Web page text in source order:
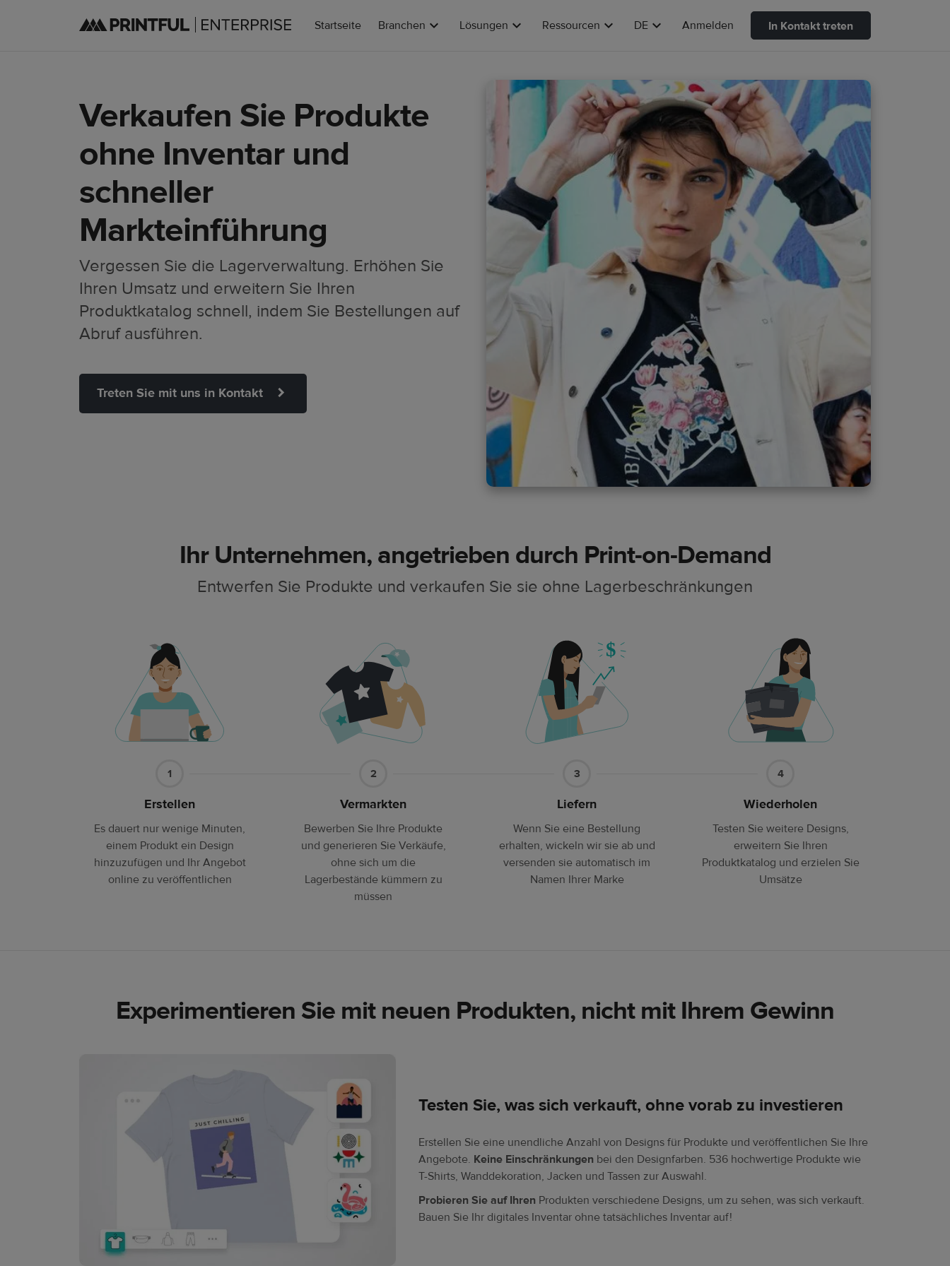
Startseite Branchen Lösungen Ressourcen DE Anmelden In Kontakt treten
Verkaufen Sie Produkte
ohne Inventar und
schneller
Markteinführung
Vergessen Sie die Lagerverwaltung. Erhöhen Sie
Ihren Umsatz und erweitern Sie Ihren
Produktkatalog schnell, indem Sie Bestellungen auf
Abruf ausführen.
Treten Sie mit uns in Kontakt
Ihr Unternehmen, angetrieben durch Print-on-Demand
Entwerfen Sie Produkte und verkaufen Sie sie ohne Lagerbeschränkungen
1
Erstellen
Es dauert nur wenige Minuten,
einem Produkt ein Design
hinzuzufügen und Ihr Angebot
online zu veröffentlichen
2
Vermarkten
Bewerben Sie Ihre Produkte
und generieren Sie Verkäufe,
ohne sich um die
Lagerbestände kümmern zu
müssen
3
Liefern
Wenn Sie eine Bestellung
erhalten, wickeln wir sie ab und
versenden sie automatisch im
Namen Ihrer Marke
4
Wiederholen
Testen Sie weitere Designs,
erweitern Sie Ihren
Produktkatalog und erzielen Sie
Umsätze
Experimentieren Sie mit neuen Produkten, nicht mit Ihrem Gewinn
Testen Sie, was sich verkauft, ohne vorab zu investieren
Erstellen Sie eine unendliche Anzahl von Designs für Produkte und veröffentlichen Sie Ihre
Angebote. Keine Einschränkungen bei den Designfarben. 536 hochwertige Produkte wie
T-Shirts, Wanddekoration, Jacken und Tassen zur Auswahl.
Probieren Sie auf Ihren Produkten verschiedene Designs, um zu sehen, was sich verkauft.
Bauen Sie Ihr digitales Inventar ohne tatsächliches Inventar auf!